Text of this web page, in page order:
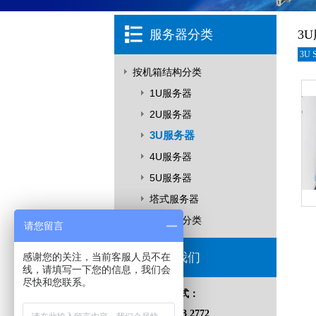
服务器分类
按机箱结构分类
1U服务器
2U服务器
3U服务器
4U服务器
5U服务器
塔式服务器
按应用领域分类
联系我们
联系方式：
153 8823 2772
3U
请您留言
感谢您的关注，当前客服人员不在
线，请填写一下您的信息，我们会
尽快和您联系。